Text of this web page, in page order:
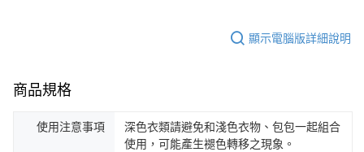
顯示電腦版詳細說明
商品規格
使用注意事項
深色衣類請避免和淺色衣物、包包一起組合
使用，可能產生褪色轉移之現象。